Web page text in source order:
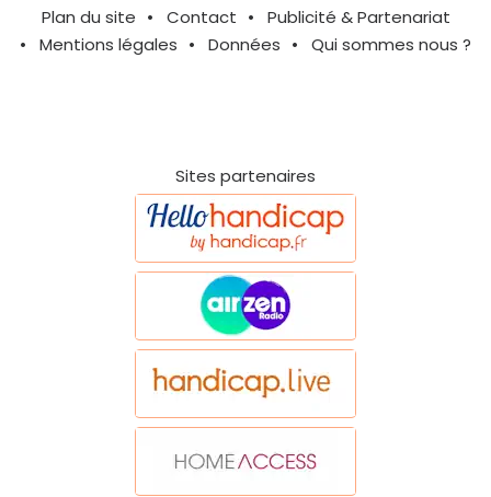
Plan du site Contact
Publicité & Partenariat
Mentions légales
Données Qui sommes nous ?
Sites partenaires